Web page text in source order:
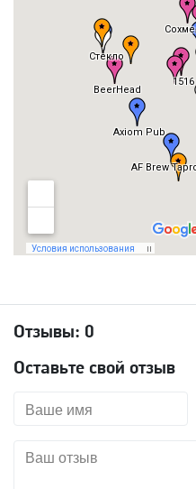
Отзывы: 0
Оставьте свой отзыв